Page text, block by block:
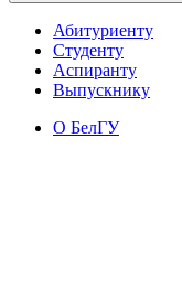
Абитуриенту
Студенту
Аспиранту
Выпускнику
О БелГУ